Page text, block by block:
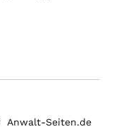
Seiten.de